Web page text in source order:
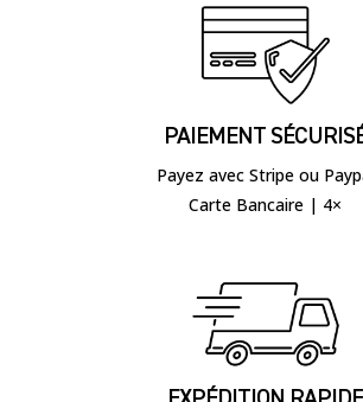
PAIEMENT
Payez avec Stripe ou
Carte Bancaire | 4×